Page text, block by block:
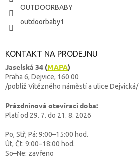
OUTDOORBABY
outdoorbaby1
KONTAKT NA PRODEJNU
Jaselská 34 (MAPA)
Praha 6, Dejvice, 160 00
/poblíž Vítězného náměstí a ulice Dejvická/
Prázdninová otevírací doba:
Platí od 29. 7. do 21. 8. 2026
Po, Stř, Pá: 9:00–15:00 hod.
Út, Čt: 9:00–18:00 hod.
So–Ne: zavřeno